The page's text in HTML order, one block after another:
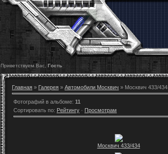
Приветствуем Вас, Гость
Главная » Галерея » Автомобили Москвич » Москвич 433/434
Фотографий в альбоме: 11
Сортировать по: Рейтингу · Просмотрам
Москвич 433/434